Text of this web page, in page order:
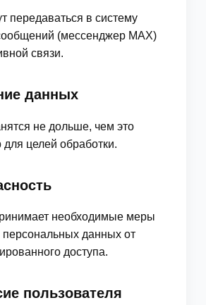
передаваться в систему
(мессенджер MAX)
связи.
данных
не дольше, чем это
целей обработки.
необходимые меры
данных от
доступа.
пользователя